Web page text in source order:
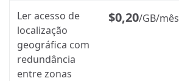
Ler acesso de
localização
geográfica com
redundância
entre zonas
$0,20/GB/mês